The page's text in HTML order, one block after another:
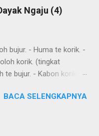
berikut ini): Perahu
Ngaju (4)
bujur. - Huma te korik. -
korik. (tingkat
te bujur. - Kabon korik te
hari Ingat: Kalimat
BACA SELENGKAPNYA